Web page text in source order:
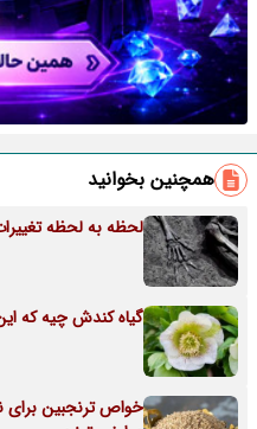
همچنین بخوانید
لحظه به لحظه
گیاه کندش چیه که
خواص ترنجبین برای